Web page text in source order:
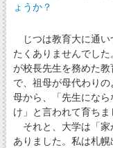
ょうか？
じつは教育大に通い
たくありませんでし
が校長先生を務めた
で、祖母が母代わり
母から、「先生にな
け」と言われて育ちま
それと、大学は「家
ありました。私は札